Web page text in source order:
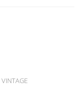
VINTAGE